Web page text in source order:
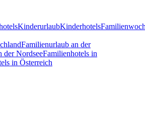
KinderurlaubKinderhotels
Familienurlaub an der
der NordseeFamilienhotels in
in Österreich